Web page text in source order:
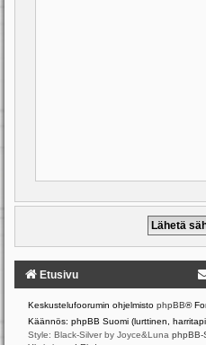
Etusivu
Keskustelufoorumin ohjelmisto phpBB®
Käännös: phpBB Suomi (lurttinen,
Style: Black-Silver by Joyce&Luna phpBB-